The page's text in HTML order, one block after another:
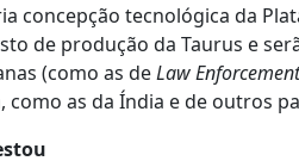
concepção tecnológica da
de produção da Taurus e
(como as deLaw Enforcement
as da Índia e de outros